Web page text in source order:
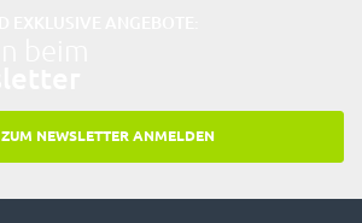
ZUM NEWSLETTER ANMELDEN